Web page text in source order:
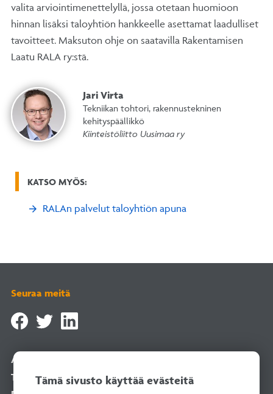
valita arviointimenettelyllä, jossa otetaan huomioon
hinnan lisäksi taloyhtiön hankkeelle asettamat laadulliset
tavoitteet. Maksuton ohje on saatavilla Rakentamisen
Laatu RALA ry:stä.
Jari Virta
Tekniikan tohtori, rakennustekninen
kehityspäällikkö
Kiinteistöliitto Uusimaa ry
KATSO MYÖS:
RALAn palvelut taloyhtiön apuna
Seuraa meitä
Asiointipalvelu
Tilaa uutiskirje
Tämä sivusto käyttää evästeitä